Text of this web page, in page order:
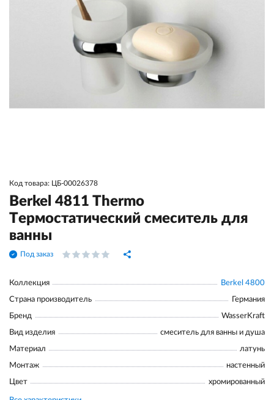
Код товара: ЦБ-00026378
Berkel 4811 Thermo
Термостатический смеситель для
ванны
Под заказ
Коллекция Berkel 4800
Страна производитель Германия
Бренд WasserKraft
Вид изделия смеситель для ванны и душа
Материал латунь
Монтаж настенный
Цвет хромированный